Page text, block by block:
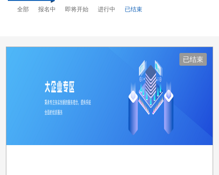
全部 报名中 即将开始 进行中 已结束
已结束